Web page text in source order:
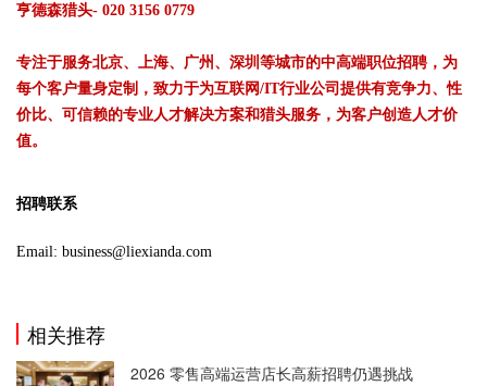
亨德森猎头- 020 3156 0779
专注于服务北京、上海、广州、深圳等城市的中高端职位招聘，为
每个客户量身定制，致力于为互联网/IT行业公司提供有竞争力、性
价比、可信赖的专业人才解决方案和猎头服务，为客户创造人才价
值。
招聘联系
Email: business@liexianda.com
相关推荐
2026 零售高端运营店长高薪招聘仍遇挑战